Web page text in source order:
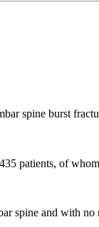
spine burst
patients, of
spine and with